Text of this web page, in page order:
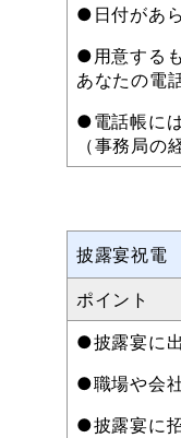
●日付があ
●用意する
あなたの電
●電話帳に
（事務局
披露宴祝電
ポイント
●披露宴に
●職場や会
●披露宴に